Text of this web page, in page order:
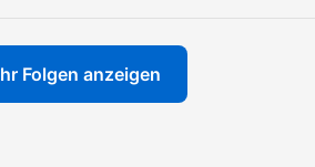
con coraggio e passione si
prende cura del territorio.
Storie e testimonianze
Folgen anzeigen